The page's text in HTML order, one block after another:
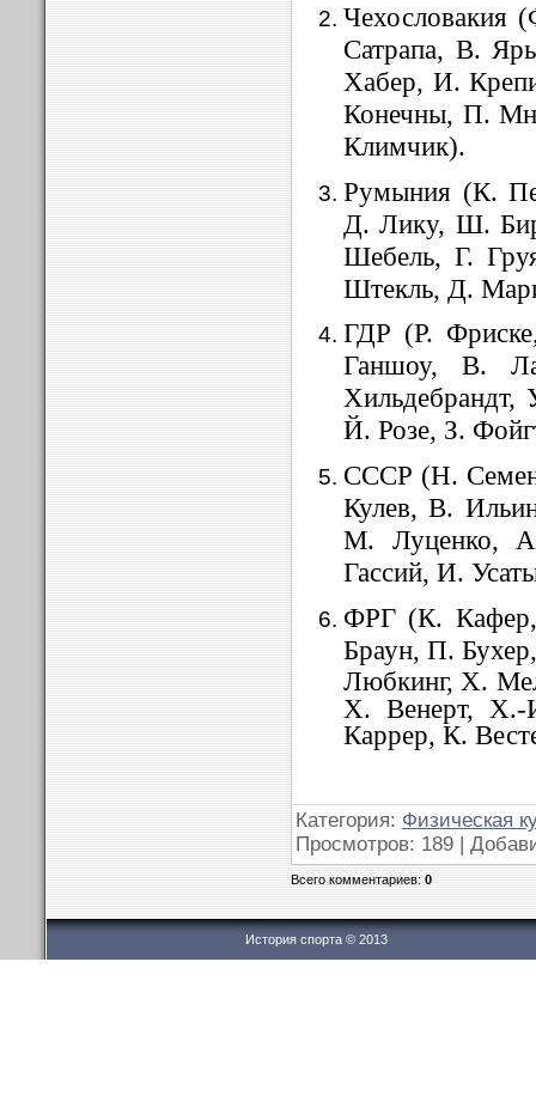
Чехословакия
Сатрапа, В.
Хабер, И.
Конечны, П.
Климчик).
Румыния (К.
Д. Лику, Ш.
Шебель, Г.
Штекль, Д.
ГДР (Р.
Ганшоу, В.
Хильдебрандт,
Й. Розе, З.
СССР (Н.
Кулев, В.
М. Луценко,
Гассий, И.
ФРГ (К.
Браун, П.
Любкинг, X.
X. Венерт,
Каррер, К.
Категория: Физическая
Просмотров: 189 |
Всего комментариев:0
История спорта © 2013